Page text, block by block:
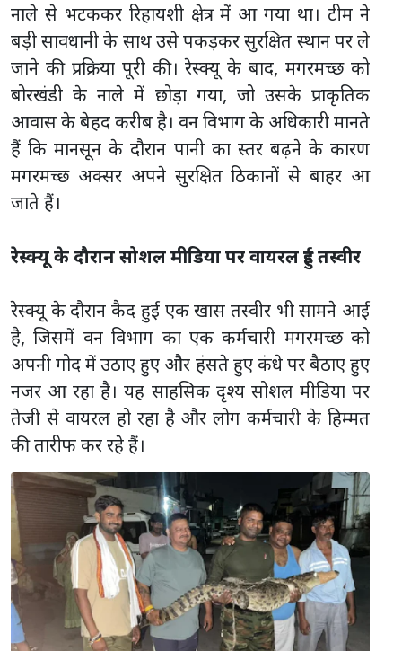
नाले से भटककर रिहायशी क्षेत्र में आ गया था। टीम ने
बड़ी सावधानी के साथ उसे पकड़कर सुरक्षित स्थान पर ले
जाने की प्रक्रिया पूरी की। रेस्क्यू के बाद, मगरमच्छ को
बोरखंडी के नाले में छोड़ा गया, जो उसके प्राकृतिक
आवास के बेहद करीब है। वन विभाग के अधिकारी मानते
हैं कि मानसून के दौरान पानी का स्तर बढ़ने के कारण
मगरमच्छ अक्सर अपने सुरक्षित ठिकानों से बाहर आ
जाते हैं।
रेस्क्यू के दौरान सोशल मीडिया पर वायरल हुई तस्वीर
रेस्क्यू के दौरान कैद हुई एक खास तस्वीर भी सामने आई
है, जिसमें वन विभाग का एक कर्मचारी मगरमच्छ को
अपनी गोद में उठाए हुए और हंसते हुए कंधे पर बैठाए हुए
नजर आ रहा है। यह साहसिक दृश्य सोशल मीडिया पर
तेजी से वायरल हो रहा है और लोग कर्मचारी के हिम्मत
की तारीफ कर रहे हैं।